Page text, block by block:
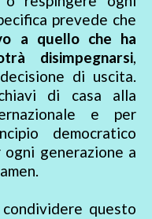
prevede che
a quello che ha
disimpegnarsi,
di uscita.
di casa alla
e per
democratico
generazione a
questo